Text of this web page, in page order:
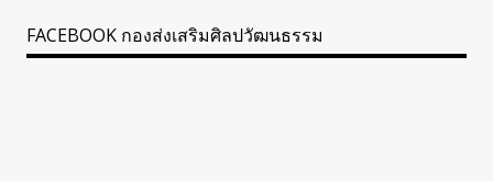
FACEBOOK กองส่งเสริมศิลปวัฒนธรรม